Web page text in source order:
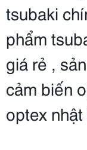
tsubaki
phẩm
giá rẻ ,
cảm biến
optex